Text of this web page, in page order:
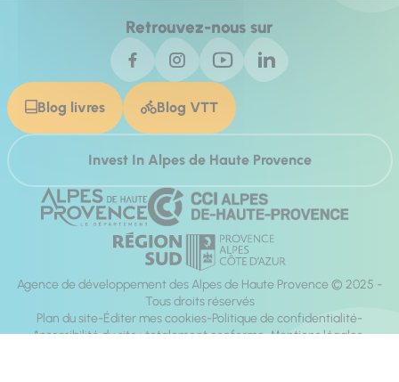
Retrouvez-nous sur
Blog livres Blog VTT
Invest In Alpes de Haute Provence
Agence de développement des Alpes de Haute Provence © 2025 -
Tous droits réservés
Plan du site Éditer mes cookies Politique de confidentialité
Accessibilité du site : totalement conforme Mentions légales